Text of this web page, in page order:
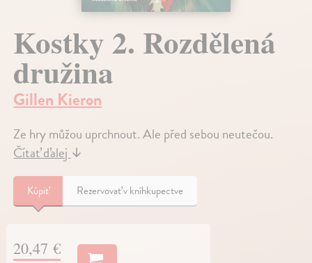
Kostky 2. Rozdělená
družina
Gillen Kieron
Ze hry můžou uprchnout. Ale před sebou neutečou.
Čítať ďalej↓
Kúpiť Rezervovať v kníhkupectve
20,47 €